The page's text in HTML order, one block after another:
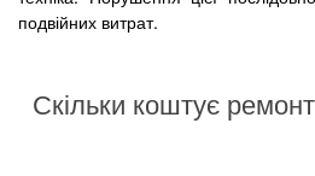
подвійних витрат.
Скільки коштує